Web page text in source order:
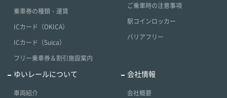
乗車券の種類・運賃
ICカード（OKICA）
ICカード（Suica）
フリー乗車券＆割引施設案内
ご乗車時の注意事項
駅コインロッカー
バリアフリー
ゆいレールについて
車両紹介
会社情報
会社概要